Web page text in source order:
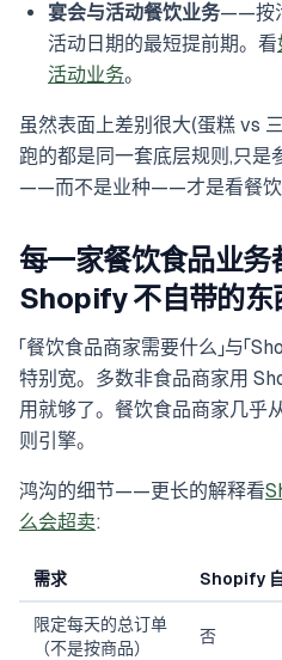
宴会与活动餐饮业务——按
活动日期的最短提前期。看
活动业务。
虽然表面上差别很大(蛋糕 vs
跑的都是同一套底层规则,只是
——而不是业种——才是看餐饮
每一家餐饮食品业务
Shopify 不自带的东
「餐饮食品商家需要什么」与「
特别宽。多数非食品商家用
用就够了。餐饮食品商家几乎
则引擎。
鸿沟的细节——更长的解释看
么会超卖:
需求 Shopify
限定每天的总订单
（不是按商品）
否